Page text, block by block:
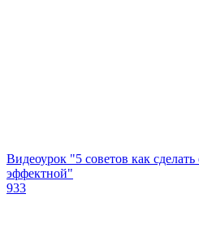
Видеоурок "5 советов как
эффектной"
933